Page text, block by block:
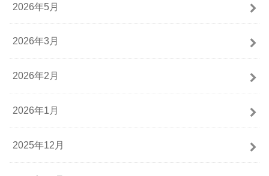
2026年5月
2026年3月
2026年2月
2026年1月
2025年12月